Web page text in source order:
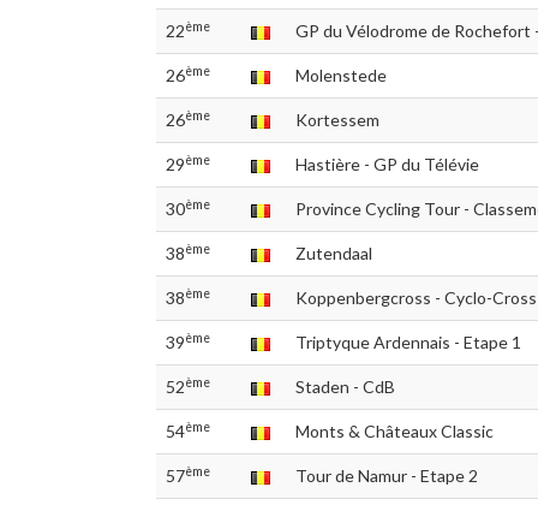
22ème GP du Vélodrome de Rochefort
26ème Molenstede
26ème Kortessem
29ème Hastière - GP du Télévie
30ème Province Cycling Tour -
38ème Zutendaal
38ème Koppenbergcross - Cyclo-Cross
39ème Triptyque Ardennais - Etape 1
52ème Staden - CdB
54ème Monts & Châteaux Classic
57ème Tour de Namur - Etape 2